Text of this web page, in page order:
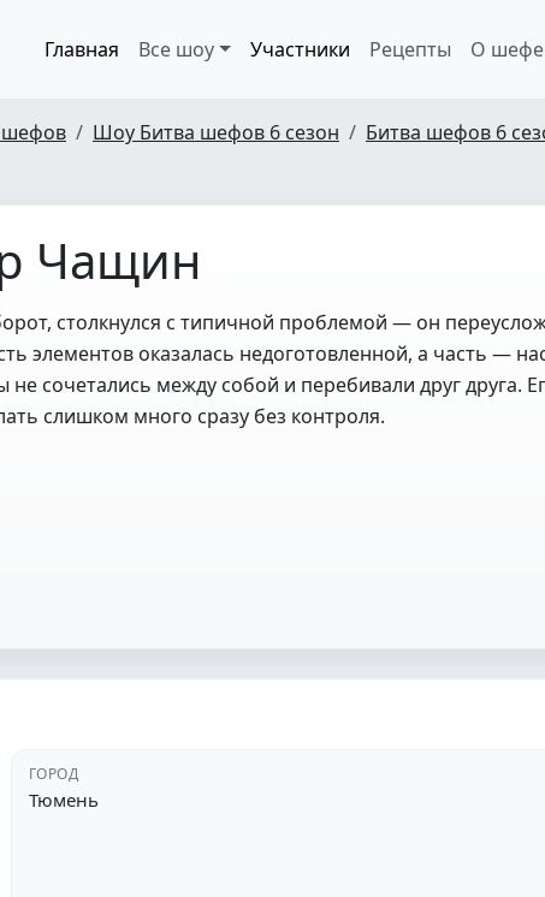
Главная Все шоу Участники Рецепты О шефе
шефов Шоу Битва шефов 6 сезон
Битва шефов 6
Чащин
столкнулся с типичной проблемой — он
элементов оказалась недоготовленной, а часть —
не сочетались между собой и перебивали друг друга.
слишком много сразу без контроля.
ГОРОД
Тюмень